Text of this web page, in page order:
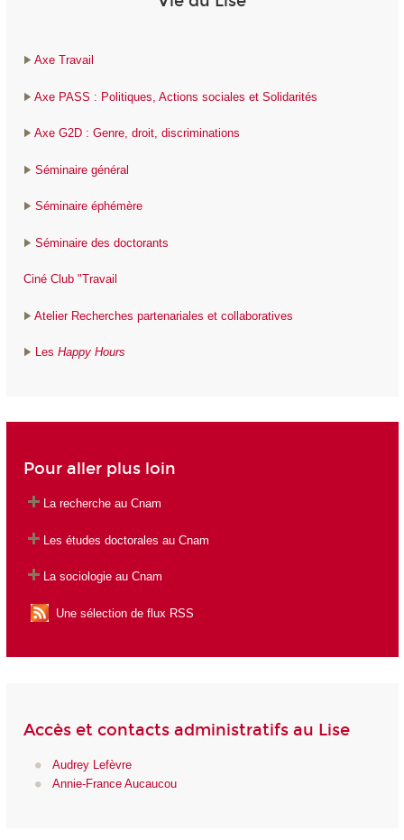
Axe Travail
Axe PASS : Politiques, Actions sociales et Solidarités
Axe G2D : Genre, droit, discriminations
Séminaire général
Séminaire éphémère
Séminaire des doctorants
Ciné Club "Travail
Atelier Recherches partenariales et collaboratives
Les Happy Hours
Pour aller plus loin
La recherche au Cnam
Les études doctorales au Cnam
La sociologie au Cnam
Une sélection de flux RSS
Accès et contacts administratifs au Lise
Audrey Lefèvre
Annie-France Aucaucou